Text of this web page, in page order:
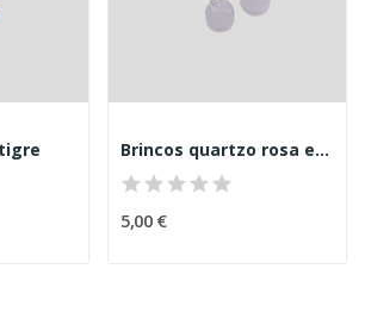
Brincos quartzo rosa esfera
5,00 €